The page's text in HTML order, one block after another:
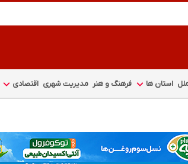
استان ها فرهنگ و هنر مدیریت شهری اقتصادی